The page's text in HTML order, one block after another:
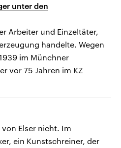
unter den
Arbeiter und Einzeltäter,
handelte. Wegen
im Münchner
vor 75 Jahren im KZ
von Elser nicht. Im
ein Kunstschreiner, der